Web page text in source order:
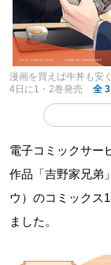
漫画を買えば牛丼も安
4日に1・2巻発売
全
電子コミックサー
作品「吉野家兄弟
ウ）のコミックス
ました。